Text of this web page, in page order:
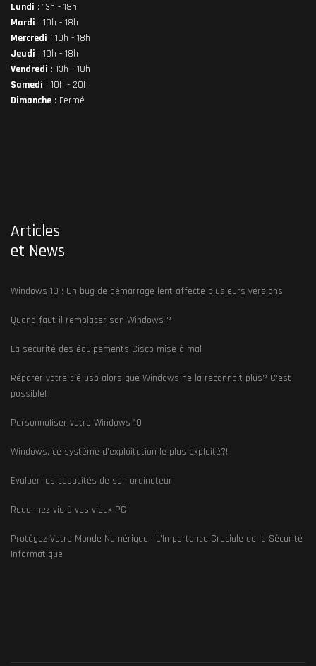
Lundi : 13h - 18h
Mardi : 10h - 18h
Mercredi : 10h - 18h
Jeudi : 10h - 18h
Vendredi : 13h - 18h
Samedi : 10h - 20h
Dimanche : Fermé
Articles
et News
Windows 10 : Un bug de démarrage lent affecte plusieurs versions
Quand faut-il remplacer son Windows ?
La sécurité des équipements Cisco mise à mal
Réparer votre clé usb alors que Windows ne la reconnait plus? C'est
possible!
Personnaliser votre Windows 10
Windows, ce système d'exploitation le plus exploité?!
Evaluer les capacités de son ordinateur
Redonnez vie à vos vieux PC
Protégez Votre Monde Numérique : L'Importance Cruciale de la Sécurité
Informatique